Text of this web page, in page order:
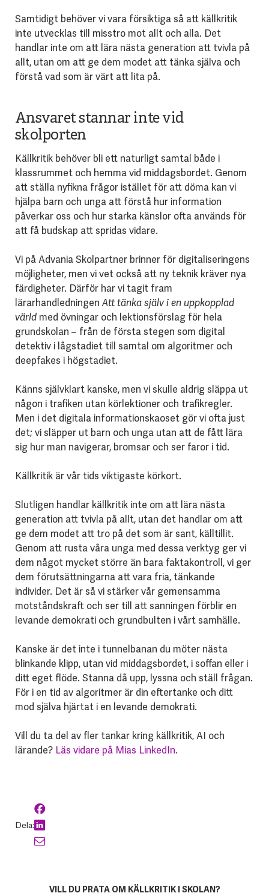
Samtidigt behöver vi vara försiktiga så att källkritik
inte utvecklas till misstro mot allt och alla. Det
handlar inte om att lära nästa generation att tvivla på
allt, utan om att ge dem modet att tänka själva och
förstå vad som är värt att lita på.
Ansvaret stannar inte vid
skolporten
Källkritik behöver bli ett naturligt samtal både i
klassrummet och hemma vid middagsbordet. Genom
att ställa nyfikna frågor istället för att döma kan vi
hjälpa barn och unga att förstå hur information
påverkar oss och hur starka känslor ofta används för
att få budskap att spridas vidare.
Vi på Advania Skolpartner brinner för digitaliseringens
möjligheter, men vi vet också att ny teknik kräver nya
färdigheter. Därför har vi tagit fram
lärarhandledningen Att tänka själv i en uppkopplad
världmed övningar och lektionsförslag för hela
grundskolan – från de första stegen som digital
detektiv i lågstadiet till samtal om algoritmer och
deepfakes i högstadiet.
Känns självklart kanske, men vi skulle aldrig släppa ut
någon i trafiken utan körlektioner och trafikregler.
Men i det digitala informationskaoset gör vi ofta just
det; vi släpper ut barn och unga utan att de fått lära
sig hur man navigerar, bromsar och ser faror i tid.
Källkritik är vår tids viktigaste körkort.
Slutligen handlar källkritik inte om att lära nästa
generation att tvivla på allt, utan det handlar om att
ge dem modet att tro på det som är sant, källtillit.
Genom att rusta våra unga med dessa verktyg ger vi
dem något mycket större än bara faktakontroll, vi ger
dem förutsättningarna att vara fria, tänkande
individer. Det är så vi stärker vår gemensamma
motståndskraft och ser till att sanningen förblir en
levande demokrati och grundbulten i vårt samhälle.
Kanske är det inte i tunnelbanan du möter nästa
blinkande klipp, utan vid middagsbordet, i soffan eller i
ditt eget flöde. Stanna då upp, lyssna och ställ frågan.
För i en tid av algoritmer är din eftertanke och ditt
mod själva hjärtat i en levande demokrati.
Vill du ta del av fler tankar kring källkritik, AI och
lärande? Läs vidare på Mias LinkedIn.
Dela:
VILL DU PRATA OM KÄLLKRITIK I SKOLAN?